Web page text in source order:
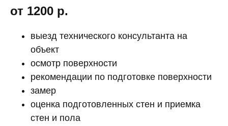
от 1200 р.
выезд технического консультанта на
объект
осмотр поверхности
рекомендации по подготовке поверхности
замер
оценка подготовленных стен и приемка
стен и пола